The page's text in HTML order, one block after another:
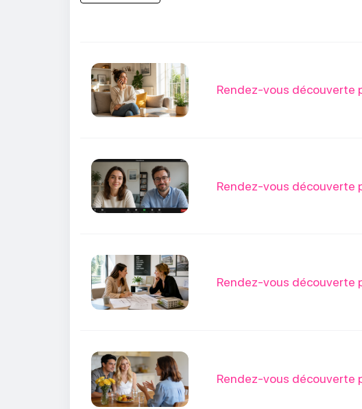
Rendez-vous découverte
Rendez-vous découverte
Rendez-vous découverte
Rendez-vous découverte